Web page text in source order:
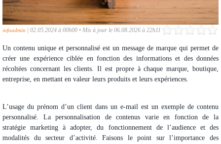
infoadmin 02.05.2024 à 00h00 • Mis à jour le 06.08.2026 à 22h11
Un contenu unique et personnalisé est un message de marque qui permet de
créer une expérience ciblée en fonction des informations et des données
récoltées concernant les clients. Il est propre à chaque marque, boutique,
entreprise, en mettant en valeur leurs produits et leurs expériences.
L’usage du prénom d’un client dans un e-mail est un exemple de contenu
personnalisé. Lapersonnalisation de contenus varie en fonction de la
stratégie marketing à adopter, du fonctionnement de l’audience et des
modalités du secteur d’activité. Faisons le point sur l’importance des